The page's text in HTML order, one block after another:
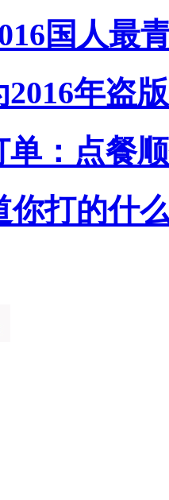
国人最
2016年盗
：点餐
你打的什